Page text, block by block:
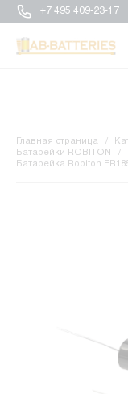
+7 495 409-23-17
Главная страница
Батарейки ROBITON
Батарейка Robiton